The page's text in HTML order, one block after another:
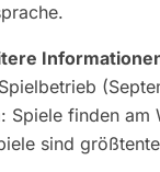
Spiele finden am
sind